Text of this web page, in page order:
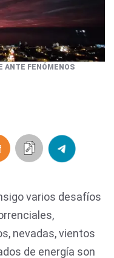
ANTE FENÓMENOS
varios desafíos
nevadas, vientos
de energía son